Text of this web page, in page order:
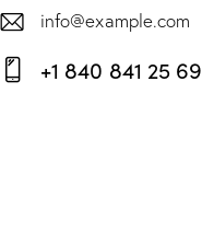
E-
m
info@example.com
+1 840 841 25 69